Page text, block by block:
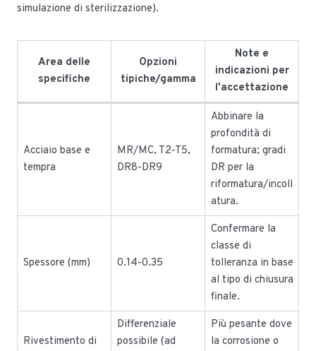
simulazione di sterilizzazione).
Area delle
specifiche
Opzioni
tipiche/gamma
Note e
indicazioni per
l'accettazione
Acciaio base e
tempra
MR/MC, T2-T5,
DR8-DR9
Abbinare la
profondità di
formatura; gradi
DR per la
riformatura/incoll
atura.
Spessore (mm) 0.14-0.35
Confermare la
classe di
tolleranza in base
al tipo di chiusura
finale.
Rivestimento di
Differenziale
possibile (ad
Più pesante dove
la corrosione o